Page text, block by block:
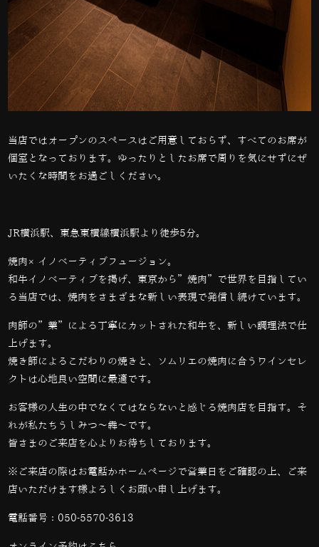
当店ではオープンのスペースはご用意しておらず、すべてのお席が
個室となっております。ゆったりとしたお席で周りを気にせずにぜ
いたくな時間をお過ごしください。
JR横浜駅、東急東横線横浜駅より徒歩5分。
焼肉×イノベーティブフュージョン。
和牛イノベーティブを掲げ、東京から”焼肉”で世界を目指してい
る当店では、焼肉をさまざまな新しい表現で発信し続けています。
肉師の”業”による丁寧にカットされた和牛を、新しい調理法で仕
上げます。
焼き師によるこだわりの焼きと、ソムリエの焼肉に合うワインセレ
クトは心地良い空間に最適です。
お客様の人生の中でなくてはならないと感じる焼肉店を目指す。そ
れが私たちうしみつ～犇～です。
皆さまのご来店を心よりお待ちしております。
※ご来店の際はお電話かホームページで営業日をご確認の上、ご来
店いただけます様よろしくお願い申し上げます。
電話番号： 050-5570-3613